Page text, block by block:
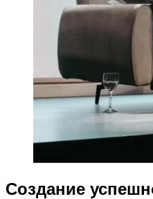
Создание